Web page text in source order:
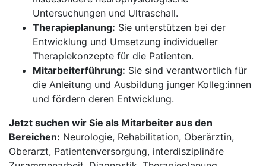
Untersuchungen und Ultraschall.
Therapieplanung: Sie unterstützen bei der
Entwicklung und Umsetzung individueller
Therapiekonzepte für die Patienten.
Mitarbeiterführung: Sie sind verantwortlich für
die Anleitung und Ausbildung junger Kolleg:innen
und fördern deren Entwicklung.
Jetzt suchen wir Sie als Mitarbeiter aus den
Bereichen: Neurologie, Rehabilitation, Oberärztin,
Oberarzt, Patientenversorgung, interdisziplinäre